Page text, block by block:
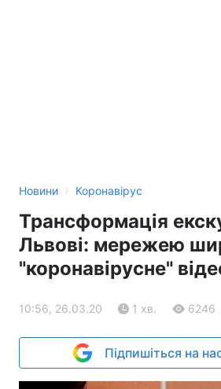
Новини › Коронавірус
Трансформація
Львові: мережею
"коронавірусне"
10:56, 26.03.20 1 хв. 6246
Підпишіться на